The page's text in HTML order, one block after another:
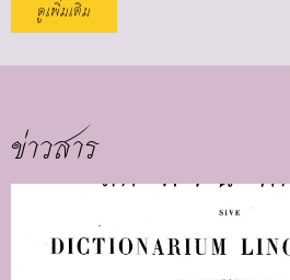
ดูเพิ่มเติม
ข่าวสาร